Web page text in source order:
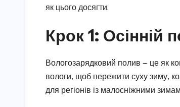
як цього досягти.
Крок 1: Осінній
Вологозарядковий полив — це як
вологи, щоб пережити суху зиму,
для регіонів із малосніжними